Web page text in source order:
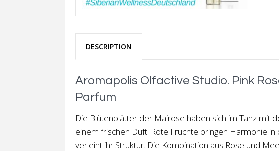
DESCRIPTION
Aromapolis Olfactive Studio. Pink
Parfum
Die Blütenblätter der Mairose haben sich im Tanz
einem frischen Duft. Rote Früchte bringen Harmonie
verleiht ihr Struktur. Die Kombination aus Rose und